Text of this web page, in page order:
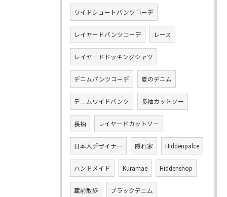
ワイドショートパンツコーデ
レイヤードパンツコーデ レース
レイヤードドッキングシャツ
デニムパンツコーデ 夏のデニム
デニムワイドパンツ 長袖カットソー
長袖 レイヤードカットソー
日本人デザイナー 隠れ家 Hiddenpalce
ハンドメイド Kuramae Hiddenshop
蔵前散歩 ブラックデニム